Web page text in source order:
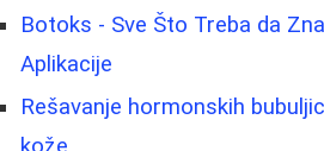
Botoks - Sve Što Treba da
Aplikacije
Rešavanje hormonskih